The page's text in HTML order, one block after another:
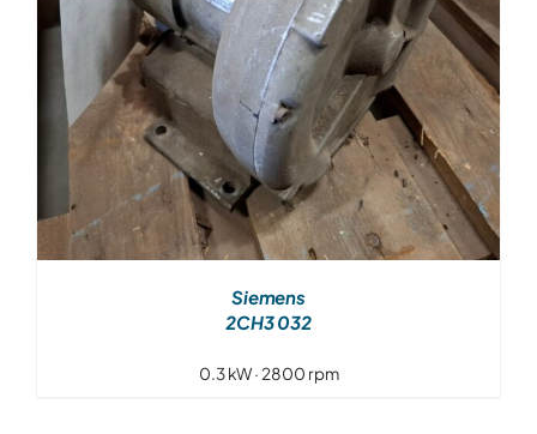
Siemens
2CH3 032
0.3 kW · 2800 rpm